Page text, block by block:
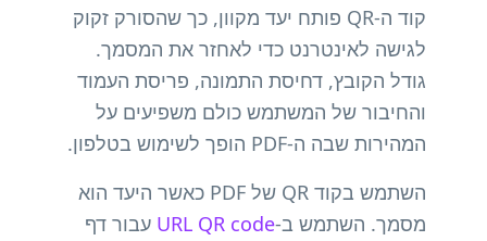
קוד ה-QR פותח יעד מקוון, כך שהסורק זקוק
לגישה לאינטרנט כדי לאחזר את המסמך.
גודל הקובץ, דחיסת התמונה, פריסת העמוד
והחיבור של המשתמש כולם משפיעים על
המהירות שבה ה-PDF הופך לשימוש בטלפון.
השתמש בקוד QR של PDF כאשר היעד הוא
מסמך. השתמש ב-URL QR code עבור דף